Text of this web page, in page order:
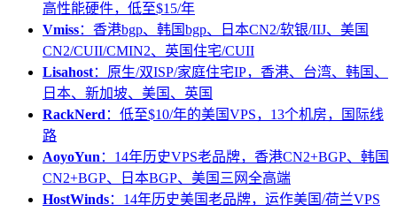
高性能硬件，低至$15/年
Vmiss：香港bgp、韩国bgp、日本CN2/软银/IIJ、美国
CN2/CUII/CMIN2、英国住宅/CUII
Lisahost：原生/双ISP/家庭住宅IP，香港、台湾、韩国、
日本、新加坡、美国、英国
RackNerd ：低至$10/年的美国VPS，13个机房，国际线
路
AoyoYun ：14年历史VPS老品牌，香港CN2+BGP、韩国
CN2+BGP、日本BGP、美国三网全高端
HostWinds：14年历史美国老品牌，运作美国/荷兰VPS